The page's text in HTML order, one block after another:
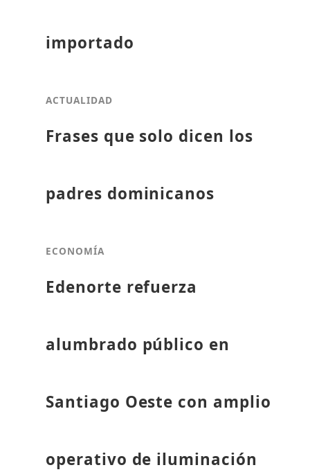
importado
ACTUALIDAD
Frases que solo dicen los
padres dominicanos
ECONOMÍA
Edenorte refuerza
alumbrado público en
Santiago Oeste con amplio
operativo de iluminación